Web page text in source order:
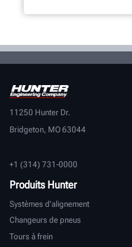
11250 Hunter Dr.
Bridgeton, MO 63044
+1 (314) 731-0000
Produits Hunter
Systèmes d'alignement
Changeurs de pneus
Tours à frein